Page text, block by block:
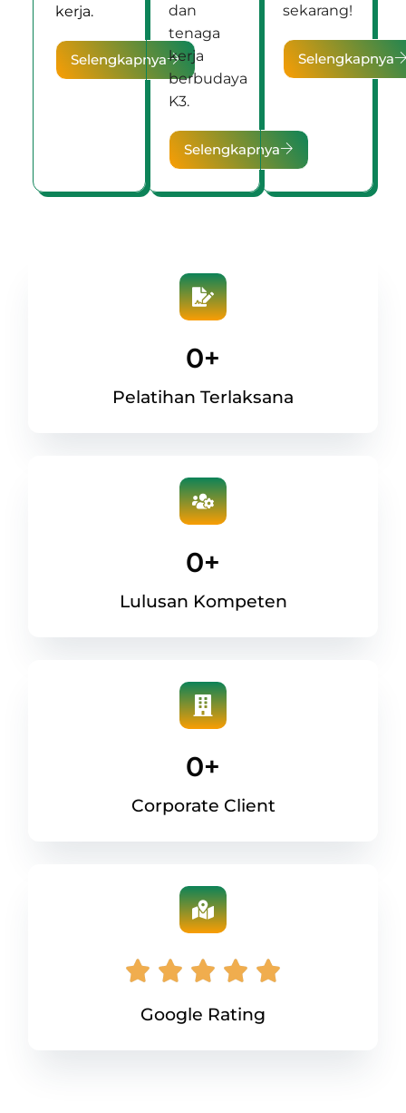
kerja.
Selengkapnya
dan
tenaga
kerja
berbudaya
K3.
Selengkapnya
sekarang!
Selengkapnya
0+
Pelatihan Terlaksana
0+
Lulusan Kompeten
0+
Corporate Client
Google Rating